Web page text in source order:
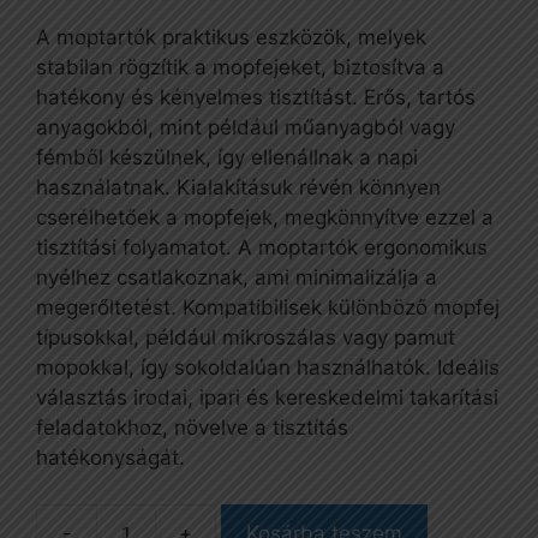
A moptartók praktikus eszközök, melyek
stabilan rögzítik a mopfejeket, biztosítva a
hatékony és kényelmes tisztítást. Erős, tartós
anyagokból, mint például műanyagból vagy
fémből készülnek, így ellenállnak a napi
használatnak. Kialakításuk révén könnyen
cserélhetőek a mopfejek, megkönnyítve ezzel a
tisztítási folyamatot. A moptartók ergonomikus
nyélhez csatlakoznak, ami minimalizálja a
megerőltetést. Kompatibilisek különböző mopfej
típusokkal, például mikroszálas vagy pamut
mopokkal, így sokoldalúan használhatók. Ideális
választás irodai, ipari és kereskedelmi takarítási
feladatokhoz, növelve a tisztítás
hatékonyságát.